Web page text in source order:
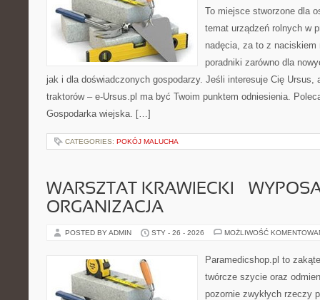
To miejsce stworzone dla
temat urządzeń rolnych w
nadęcia, za to z
poradniki zarówno dla
jak i dla doświadczonych gospodarzy. Jeśli interesuje Cię Ursus,
traktorów – e-Ursus.pl ma być Twoim punktem odniesienia.
Gospodarka wiejska. […]
CATEGORIES: POKÓJ MALUCHA
WARSZTAT KRAWIECKI –
ORGANIZACJA
POSTED BY ADMIN STY - 26 - 2026 MOŻLIWOŚĆ
Paramedicshop.pl to
twórcze szycie oraz
pozornie zwykłych rzeczy